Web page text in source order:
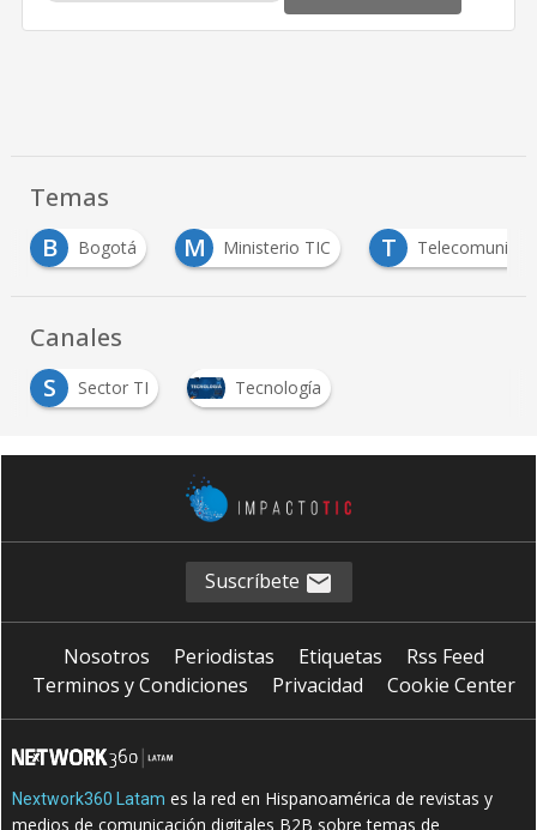
Temas
M Ministerio TIC T Telecomunicaciones
Canales
S
Sector TI Tecnología
Suscríbete
Nosotros Periodistas Etiquetas
Rss Feed
Terminos y Condiciones
Privacidad Cookie Center
Nextwork360 Latam es la red en Hispanoamérica de revistas y
medios de comunicación digitales B2B sobre temas de